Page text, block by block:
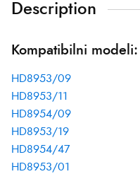
Description
Kompatibilni modeli:
HD8953/09
HD8953/11
HD8954/09
HD8953/19
HD8954/47
HD8953/01